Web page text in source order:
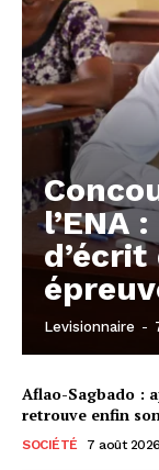
l’ENA
Levisionnaire -
Aflao-Sagbado :
retrouve enfin
SOCIÉTÉ 7 août 2026